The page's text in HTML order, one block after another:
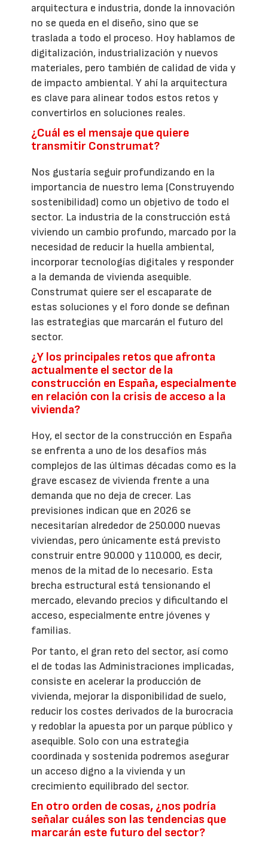
arquitectura e industria, donde la innovación
no se queda en el diseño, sino que se
traslada a todo el proceso. Hoy hablamos de
digitalización, industrialización y nuevos
materiales, pero también de calidad de vida y
de impacto ambiental. Y ahí la arquitectura
es clave para alinear todos estos retos y
convertirlos en soluciones reales.
¿Cuál es el mensaje que quiere
transmitir Construmat?
Nos gustaría seguir profundizando en la
importancia de nuestro lema (Construyendo
sostenibilidad) como un objetivo de todo el
sector. La industria de la construcción está
viviendo un cambio profundo, marcado por la
necesidad de reducir la huella ambiental,
incorporar tecnologías digitales y responder
a la demanda de vivienda asequible.
Construmat quiere ser el escaparate de
estas soluciones y el foro donde se definan
las estrategias que marcarán el futuro del
sector.
¿Y los principales retos que afronta
actualmente el sector de la
construcción en España, especialmente
en relación con la crisis de acceso a la
vivienda?
Hoy, el sector de la construcción en España
se enfrenta a uno de los desafíos más
complejos de las últimas décadas como es la
grave escasez de vivienda frente a una
demanda que no deja de crecer. Las
previsiones indican que en 2026 se
necesitarían alrededor de 250.000 nuevas
viviendas, pero únicamente está previsto
construir entre 90.000 y 110.000, es decir,
menos de la mitad de lo necesario. Esta
brecha estructural está tensionando el
mercado, elevando precios y dificultando el
acceso, especialmente entre jóvenes y
familias.
Por tanto, el gran reto del sector, así como
el de todas las Administraciones implicadas,
consiste en acelerar la producción de
vivienda, mejorar la disponibilidad de suelo,
reducir los costes derivados de la burocracia
y redoblar la apuesta por un parque público y
asequible. Solo con una estrategia
coordinada y sostenida podremos asegurar
un acceso digno a la vivienda y un
crecimiento equilibrado del sector.
En otro orden de cosas, ¿nos podría
señalar cuáles son las tendencias que
marcarán este futuro del sector?